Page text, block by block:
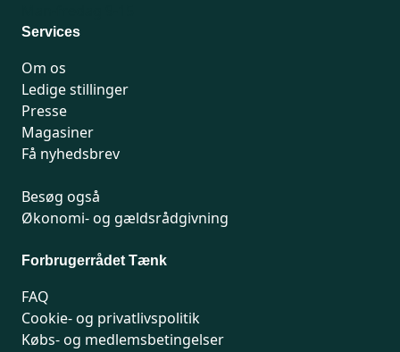
Services
Om os
Ledige stillinger
Presse
Magasiner
Få nyhedsbrev
Besøg også
Økonomi- og gældsrådgivning
Forbrugerrådet Tænk
FAQ
Cookie- og privatlivspolitik
Købs- og medlemsbetingelser